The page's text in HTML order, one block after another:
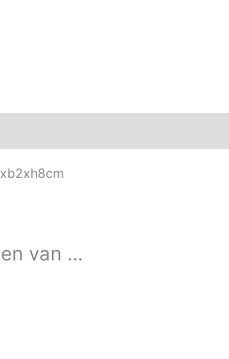
van …